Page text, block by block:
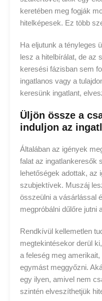
keretében meg fogják
hitelképesek. Ez több
Ha eljutunk a tényleges
lesz a hitelbírálat, de az
keresési fázisban sem
ingatlanos vagy a
keresünk ingatlant,
Üljön össze a
induljon az
Általában az igények
falat az ingatlankeresők
lehetőségek adottak, az
szubjektívek. Muszáj
összeülni a vásárlással
megpróbálni dűlőre jutni
Rendkívül kellemetlen
megtekintésekor derül
a feleség meg
egymást meggyőzni.
egy ilyen, amivel nem
szintén elveszíthetjük